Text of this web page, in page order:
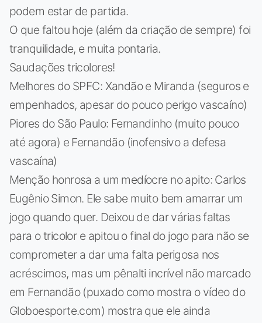
podem estar de partida.
O que faltou hoje (além da criação de sempre) foi
tranquilidade, e muita pontaria.
Saudações tricolores!
Melhores do SPFC: Xandão e Miranda (seguros e
empenhados, apesar do pouco perigo vascaíno)
Piores do São Paulo: Fernandinho (muito pouco
até agora) e Fernandão (inofensivo a defesa
vascaína)
Menção honrosa a um medíocre no apito: Carlos
Eugênio Simon. Ele sabe muito bem amarrar um
jogo quando quer. Deixou de dar várias faltas
para o tricolor e apitou o final do jogo para não se
comprometer a dar uma falta perigosa nos
acréscimos, mas um pênalti incrível não marcado
em Fernandão (puxado como mostra o vídeo do
Globoesporte.com) mostra que ele ainda